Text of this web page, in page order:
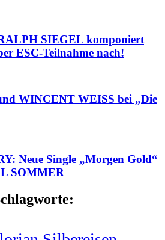
SIEGEL komponiert
ESC-Teilnahme nach!
WINCENT WEISS bei „Die
Neue Single „Morgen Gold“
SOMMER